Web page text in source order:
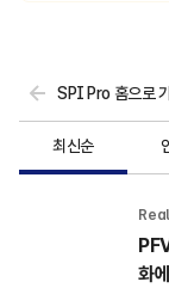
SPI Pro 홈으로
최신순
화